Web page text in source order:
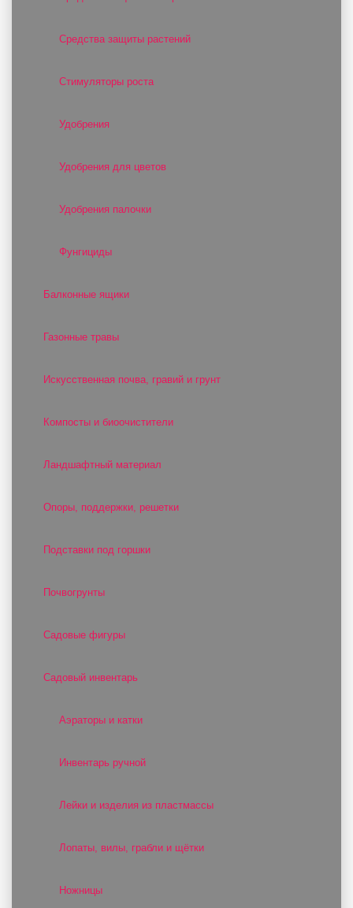
Средства защиты растений
Стимуляторы роста
Удобрения
Удобрения для цветов
Удобрения палочки
Фунгициды
Балконные ящики
Газонные травы
Искусственная почва, гравий и грунт
Компосты и биоочистители
Ландшафтный материал
Опоры, поддержки, решетки
Подставки под горшки
Почвогрунты
Садовые фигуры
Садовый инвентарь
Аэраторы и катки
Инвентарь ручной
Лейки и изделия из пластмассы
Лопаты, вилы, грабли и щётки
Ножницы